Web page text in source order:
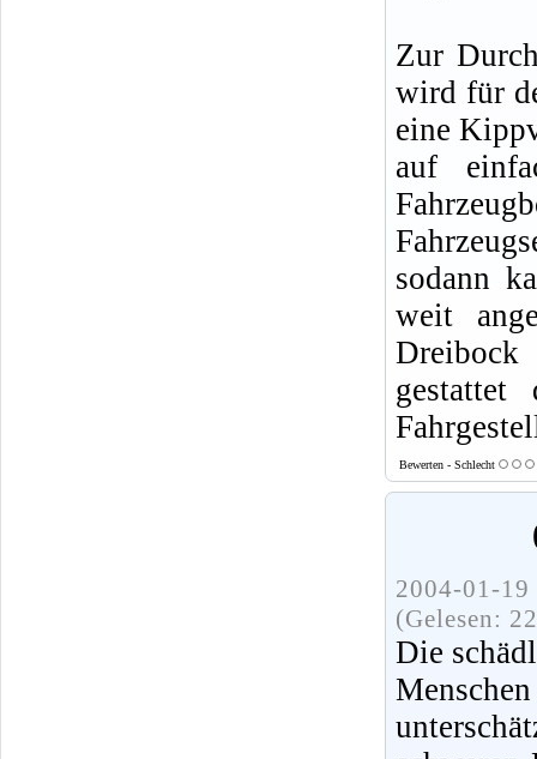
Zur
wird für
eine
auf
sodann
weit
Dreibock
Bewerten - Schlecht
2004-01-
(Gelesen:
Die